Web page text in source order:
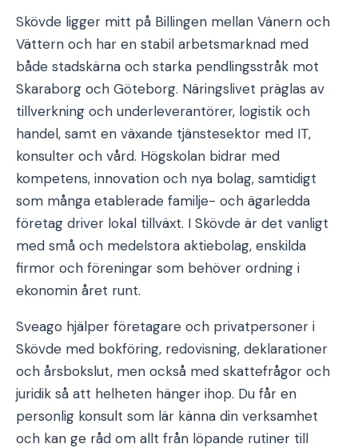
Skövde ligger mitt på Billingen mellan Vänern och
Vättern och har en stabil arbetsmarknad med
både stadskärna och starka pendlingsstråk mot
Skaraborg och Göteborg. Näringslivet präglas av
tillverkning och underleverantörer, logistik och
handel, samt en växande tjänstesektor med IT,
konsulter och vård. Högskolan bidrar med
kompetens, innovation och nya bolag, samtidigt
som många etablerade familje- och ägarledda
företag driver lokal tillväxt. I Skövde är det vanligt
med små och medelstora aktiebolag, enskilda
firmor och föreningar som behöver ordning i
ekonomin året runt.
Sveago hjälper företagare och privatpersoner i
Skövde med bokföring, redovisning, deklarationer
och årsbokslut, men också med skattefrågor och
juridik så att helheten hänger ihop. Du får en
personlig konsult som lär känna din verksamhet
och kan ge råd om allt från löpande rutiner till